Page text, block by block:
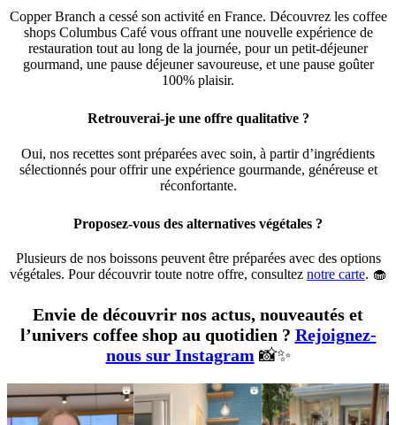
Copper Branch a cessé son activité en France. Découvrez les coffee
shops Columbus Café vous offrant une nouvelle expérience de
restauration tout au long de la journée, pour un petit-déjeuner
gourmand, une pause déjeuner savoureuse, et une pause goûter
100% plaisir.
Retrouverai-je une offre qualitative ?
Oui, nos recettes sont préparées avec soin, à partir d’ingrédients
sélectionnés pour offrir une expérience gourmande, généreuse et
réconfortante.
Proposez-vous des alternatives végétales ?
Plusieurs de nos boissons peuvent être préparées avec des options
végétales. Pour découvrir toute notre offre, consultez notre carte. 🧁
Envie de découvrir nos actus, nouveautés et
l’univers coffee shop au quotidien ? Rejoignez-
nous sur Instagram 📸✨